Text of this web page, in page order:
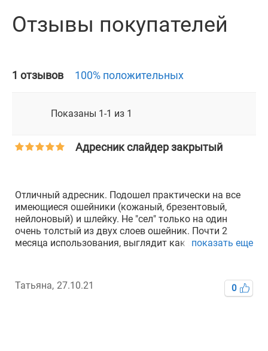
Отзывы покупателей
1 отзывов 100% положительных
Показаны 1-1 из 1
Адресник слайдер закрытый
Отличный адресник. Подошел практически на все
имеющиеся ошейники (кожаный, брезентовый,
нейлоновый) и шлейку. Не "сел" только на один
очень толстый из двух слоев ошейник. Почти 2
месяца использования, выглядит как новый.
волнуюсь - даже если с перепугу куда-нибудь
"рванёт", то с адресником у неё больше вероятность
показать еще
Татьяна, 27.10.21 0